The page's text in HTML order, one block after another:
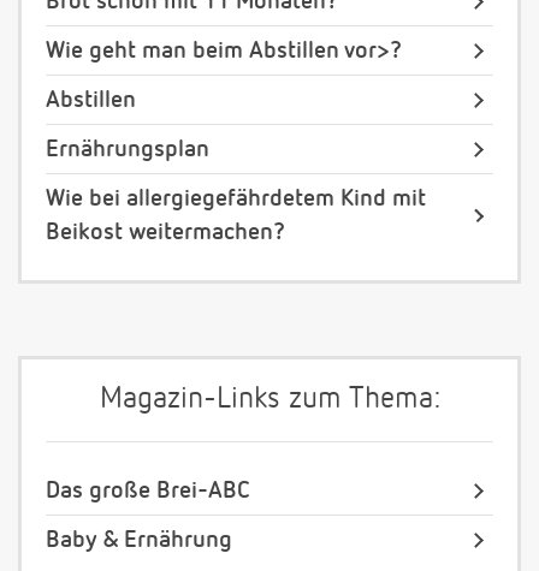
Wie geht man beim Abstillen vor>?
Abstillen
Ernährungsplan
Wie bei allergiegefährdetem Kind mit
Beikost weitermachen?
Magazin-Links zum Thema:
Das große Brei-ABC
Baby & Ernährung